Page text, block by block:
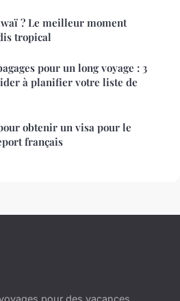
? Le meilleur moment
tropical
pour un long voyage : 3
à planifier votre liste de
obtenir un visa pour le
français